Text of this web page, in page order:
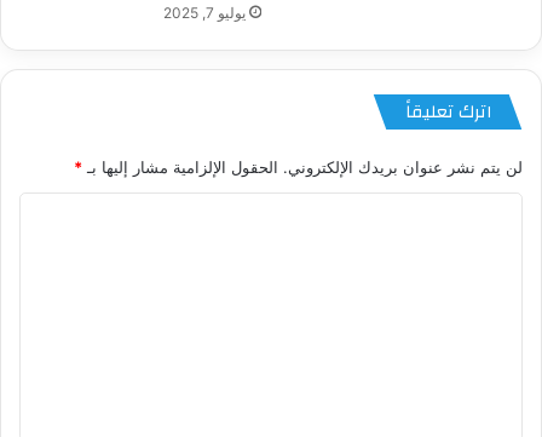
يوليو 7, 2025
اترك تعليقاً
لن يتم نشر عنوان بريدك الإلكتروني. الحقول الإلزامية مشار إليها بـ *